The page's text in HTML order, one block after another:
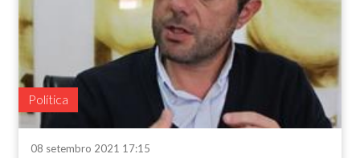
Política
08 setembro 2021 17:15